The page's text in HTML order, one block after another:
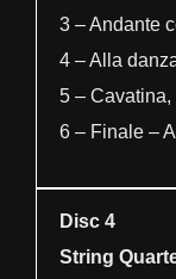
3 – Andante
4 – Alla
5 –
6 – Finale –
Disc 4
String